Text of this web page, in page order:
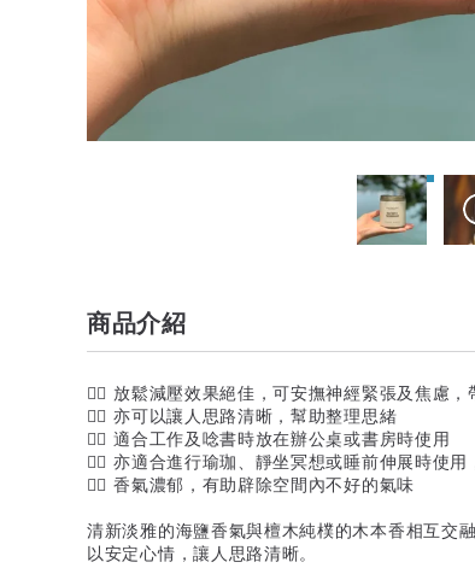
商品介紹
👍🏻 放鬆減壓效果絕佳，可安撫神經緊張及焦慮
👍🏻 亦可以讓人思路清晰，幫助整理思緒
👍🏻 適合工作及唸書時放在辦公桌或書房時使用
👍🏻 亦適合進行瑜珈、靜坐冥想或睡前伸展時使
👍🏻 香氣濃郁，有助辟除空間內不好的氣味
清新淡雅的海鹽香氣與檀木純樸的木本香相互交
以安定心情，讓人思路清晰。